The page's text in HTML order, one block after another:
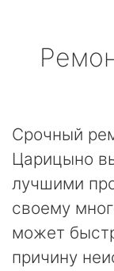
Срочный
Царицыно
лучшими
своему
может
причину